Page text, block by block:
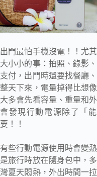
出門最怕手機沒電！！尤
大小小的事：拍照、錄影
支付，出門時還要找餐廳
整天下來，電量掉得比想
大多會先看容量、重量和
會發現行動電源除了「
要！！
有些行動電源使用時會變
是旅行時放在隨身包中，
灣夏天悶熱，外出時間一